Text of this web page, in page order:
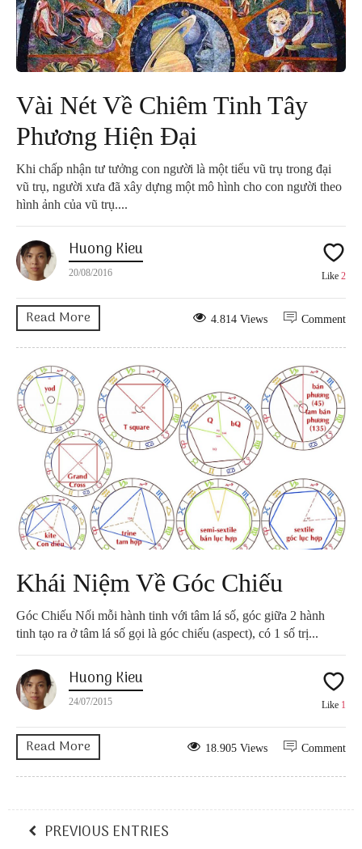
Vài Nét Về Chiêm Tinh Tây
Phương Hiện Đại
Khi chấp nhận tư tưởng con người là một tiểu vũ trụ trong đại
vũ trụ, người xưa đã xây dựng một mô hình cho con người theo
hình ảnh của vũ trụ....
Huong Kieu
20/08/2016 Like 2
Read More Comment
4.814 Views
Khái Niệm Về Góc Chiếu
Góc Chiếu Nối mỗi hành tinh với tâm lá số, góc giữa 2 hành
tinh tạo ra ở tâm lá số gọi là góc chiếu (aspect), có 1 số trị...
Huong Kieu
24/07/2015 Like 1
Read More Comment
18.905 Views
PREVIOUS ENTRIES